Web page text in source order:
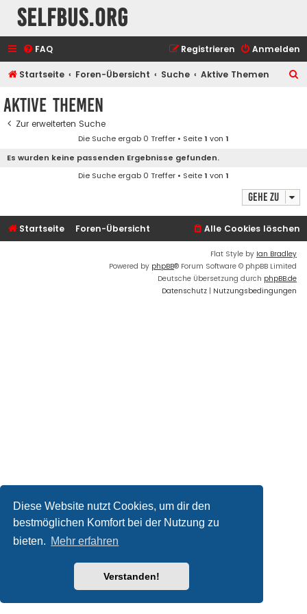
Diese Website nutzt Cookies, um dir den
bestmöglichen Komfort bei der Nutzung zu
bieten. Mehr erfahren
Verstanden!
selfbus.org
FAQ Anmelden
Registrieren
Startseite Foren-Übersicht Suche Aktive Themen
Aktive Themen
Zur erweiterten Suche
Die Suche ergab 0 Treffer • Seite1 von 1
Es wurden keine passenden Ergebnisse gefunden.
Die Suche ergab 0 Treffer • Seite1 von 1
Gehe zu
Startseite Foren-Übersicht Alle Cookies löschen
Flat Style by Ian Bradley
Powered by phpBB® Forum Software © phpBB Limited
Deutsche Übersetzung durch phpBB.de
Datenschutz | Nutzungsbedingungen